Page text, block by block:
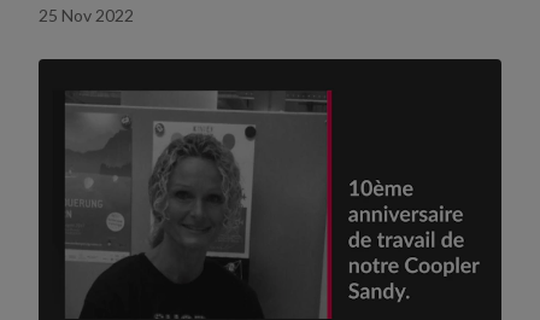
RH et des entrepreneurs dans de nombreux
25 Nov 2022